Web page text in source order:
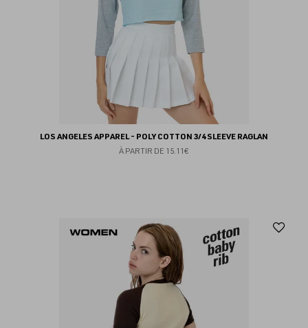
LOS ANGELES APPAREL - POLY COTTON 3/4 SLEEVE RAGLAN
À PARTIR DE 15.11€